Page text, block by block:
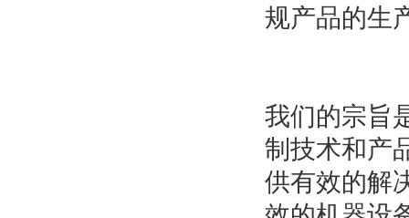
规产品的生
我们的宗旨
制技术和产
供有效的解